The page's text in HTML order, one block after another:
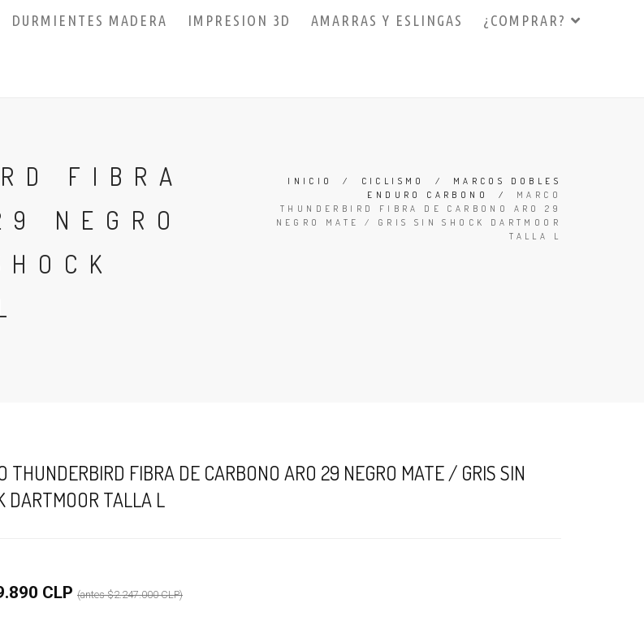
DURMIENTES MADERA IMPRESION 3D AMARRAS Y ESLINGAS ¿COMPRAR?
FIBRA
NEGRO
INICIO / CICLISMO / MARCOS DOBLES
ENDURO CARBONO
/ MARCO
THUNDERBIRD FIBRA DE CARBONO ARO 29
NEGRO MATE / GRIS SIN SHOCK DARTMOOR
TALLA L
THUNDERBIRD FIBRA DE CARBONO ARO 29 NEGRO MATE / GRIS SIN
DARTMOOR TALLA L
CLP (antes$2.247.000 CLP)